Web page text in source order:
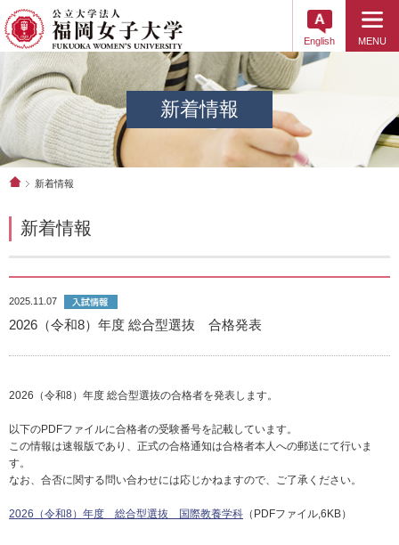
MENU
English
新着情報
新着情報
新着情報
2025.11.07
2026（令和8）年度 総合型選抜 合格発表
2026（令和8）年度 総合型選抜の合格者を発表します。
以下のPDFファイルに合格者の受験番号を記載しています。
この情報は速報版であり、正式の合格通知は合格者本人への郵送にて行いま
す。
なお、合否に関する問い合わせには応じかねますので、ご了承ください。
2026（令和8）年度 総合型選抜 国際教養学科 （PDFファイル,6KB）